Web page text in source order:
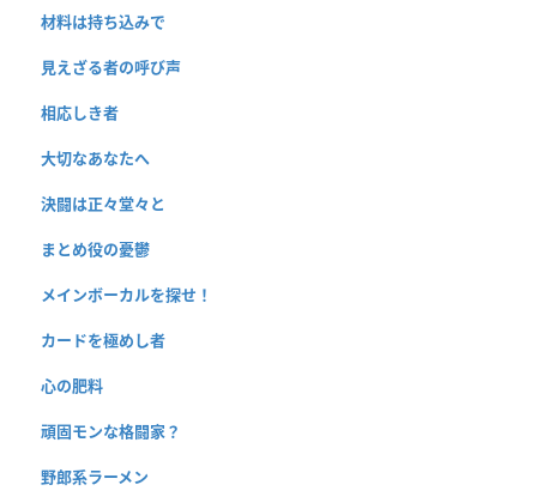
材料は持ち込みで
見えざる者の呼び声
相応しき者
大切なあなたへ
決闘は正々堂々と
まとめ役の憂鬱
メインボーカルを探せ！
カードを極めし者
心の肥料
頑固モンな格闘家？
野郎系ラーメン